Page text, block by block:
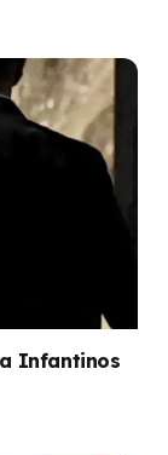
Infantinos